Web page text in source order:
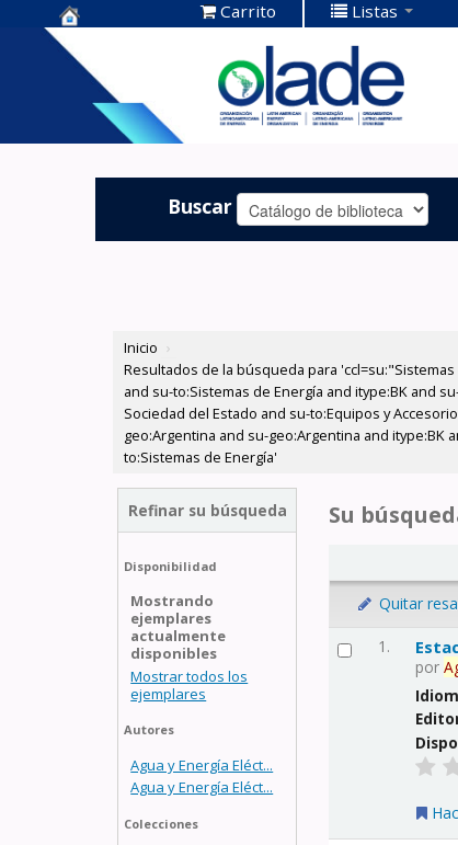
Centro de
Documentación
OLADE -
Carrito Listas
Buscar
Inicio ›
Resultados de la búsqueda para 'ccl=su:"Sistemas
and su-to:Sistemas de Energía and itype:BK and
Sociedad del Estado and su-to:Equipos y
geo:Argentina and su-geo:Argentina and itype:BK
to:Sistemas de Energía'
Refinar su búsqueda
Disponibilidad
Mostrando
ejemplares
actualmente
disponibles
Mostrar todos los
ejemplares
Autores
Agua y Energía Eléct...
Agua y Energía Eléct...
Colecciones
Su
Quitar
1.
por